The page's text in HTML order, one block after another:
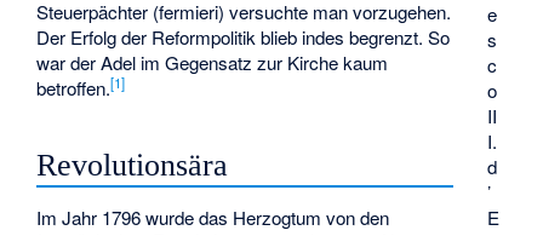
e
s
c
o
II
I.
d
’
E
Steuerpächter (fermieri) versuchte man vorzugehen.
Der Erfolg der Reformpolitik blieb indes begrenzt. So
war der Adel im Gegensatz zur Kirche kaum
betroffen.[1]
Revolutionsära
Im Jahr 1796 wurde das Herzogtum von den